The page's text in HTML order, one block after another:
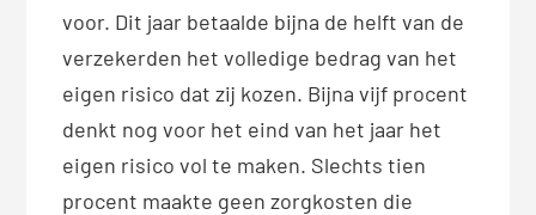
voor. Dit jaar betaalde bijna de helft van de
verzekerden het volledige bedrag van het
eigen risico dat zij kozen. Bijna vijf procent
denkt nog voor het eind van het jaar het
eigen risico vol te maken. Slechts tien
procent maakte geen zorgkosten die